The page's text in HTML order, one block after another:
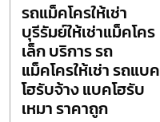
รถแม็คโครให้เช่า
บุรีรัมย์ให้เช่าแม็คโคร
เล็ก บริการ รถ
แม็คโครให้เช่า รถแบค
โฮรับจ้าง แบคโฮรับ
เหมา ราคาถูก